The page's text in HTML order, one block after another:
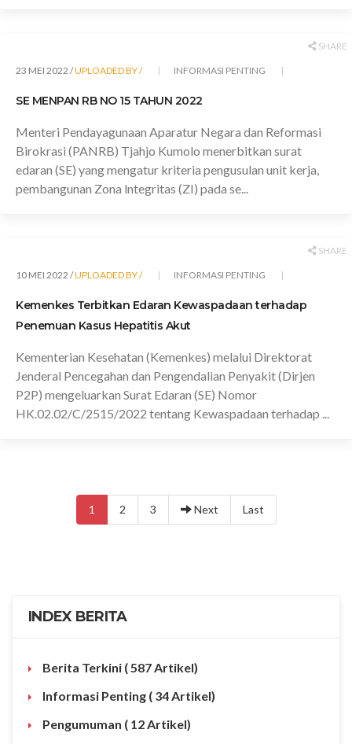
SHARE
23 MEI 2022 /UPLOADED BY / INFORMASI PENTING
SE MENPAN RB NO 15 TAHUN 2022
Menteri Pendayagunaan Aparatur Negara dan Reformasi
Birokrasi (PANRB) Tjahjo Kumolo menerbitkan surat
edaran (SE) yang mengatur kriteria pengusulan unit kerja,
pembangunan Zona lntegritas (ZI) pada se...
SHARE
10 MEI 2022 /UPLOADED BY / INFORMASI PENTING
Kemenkes Terbitkan Edaran Kewaspadaan terhadap
Penemuan Kasus Hepatitis Akut
Kementerian Kesehatan (Kemenkes) melalui Direktorat
Jenderal Pencegahan dan Pengendalian Penyakit (Dirjen
P2P) mengeluarkan Surat Edaran (SE) Nomor
HK.02.02/C/2515/2022 tentang Kewaspadaan terhadap ...
1 2 3 Next Last
INDEX BERITA
Berita Terkini ( 587 Artikel)
Informasi Penting ( 34 Artikel)
Pengumuman ( 12 Artikel)